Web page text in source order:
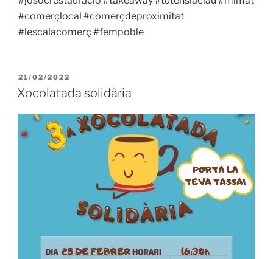
#comerçlocal #comerçdeproximitat
#lescalacomerç #fempoble
PUBLICADO
EL
21/02/2022
Xocolatada solidària